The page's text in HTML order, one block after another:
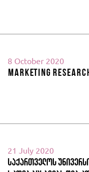
8 October 2020
Marketing
21 July 2020
საქართველოს